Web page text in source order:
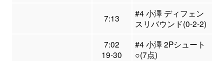
7:13
#4 小澤 ディフェン
スリバウンド(0-2-2)
7:02
19-30
#4 小澤 2Pシュート
○(7点)